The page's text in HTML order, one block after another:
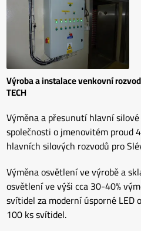
Výroba a instalace venkovní
TECH
Výměna a přesunutí hlavní
společnosti o jmenovitém proud
hlavních silových rozvodů pro
Výměna osvětlení ve výrobě a
osvětlení ve výši cca 30-40%
svítidel za moderní úsporné LED
100 ks svítidel.